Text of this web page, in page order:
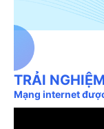
TRẢI NGHIỆM
Mạng internet